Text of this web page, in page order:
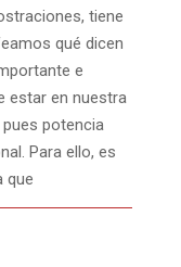
tiene
qué dicen
e
estar en nuestra
potencia
Para ello, es
que